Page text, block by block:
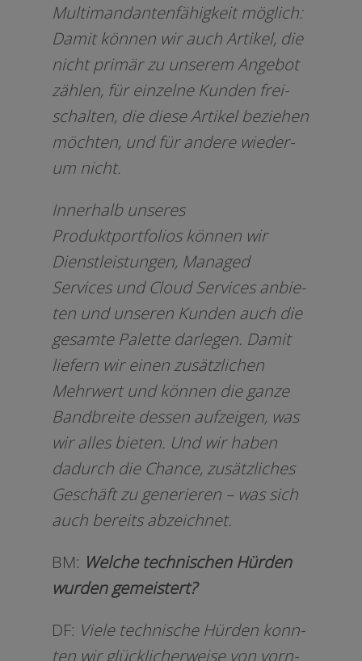
Multimandantenfähigkeit mög­lich:
Damit kön­nen wir auch Artikel, die
nicht pri­mär zu unse­rem Angebot
zäh­len, für ein­zel­ne Kunden frei­
schal­ten, die die­se Artikel bezie­hen
möch­ten, und für ande­re wie­der­
um nicht.
Innerhalb unse­res
Produktportfolios kön­nen wir
Dienstleistungen, Managed
Services und Cloud Services anbie­
ten und unse­ren Kunden auch die
gesam­te Palette dar­le­gen. Damit
lie­fern wir einen zusätz­li­chen
Mehrwert und kön­nen die gan­ze
Bandbreite des­sen auf­zei­gen, was
wir alles bie­ten. Und wir haben
dadurch die Chance, zusätz­li­ches
Geschäft zu gene­rie­ren – was sich
auch bereits abzeichnet.
BM: Welche tech­ni­schen Hürden
wur­den gemeistert?
DF: Viele tech­ni­sche Hürden konn­
ten wir glück­li­cher­wei­se von vorn­